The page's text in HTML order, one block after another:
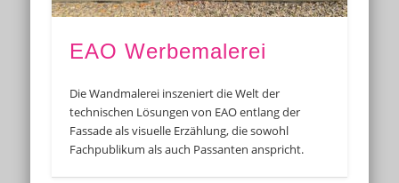
EAO Werbemalerei
Die Wandmalerei inszeniert die Welt der
technischen Lösungen von EAO entlang der
Fassade als visuelle Erzählung, die sowohl
Fachpublikum als auch Passanten anspricht.